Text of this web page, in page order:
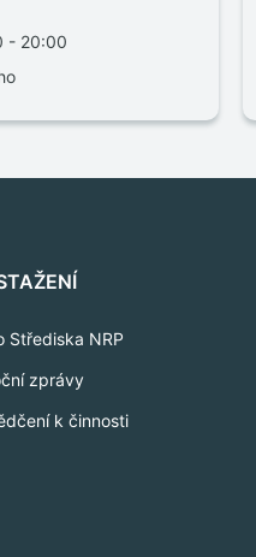
- 20:00
Střediska NRP
zprávy
k činnosti